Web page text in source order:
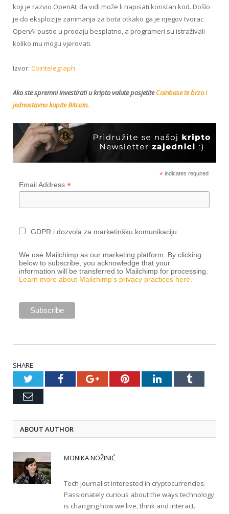
koji je razvio OpenAI, da vidi može li napisati koristan kod. Došlo
je do eksplozije zanimanja za bota otkako ga je njegov tvorac
OpenAI pustio u prodaju besplatno, a programeri su istraživali
koliko mu mogu vjerovati.
Izvor: Cointelegraph
Ako ste spremni investirati u kripto valute posjetiteCoinbase te brzo i
jednostavno kupite Bitcoin.
*indicates required
Email Address *
GDPR i dozvola za marketinšku komunikaciju
We use Mailchimp as our marketing platform. By clicking
below to subscribe, you acknowledge that your
information will be transferred to Mailchimp for processing.
Learn more about Mailchimp’s privacy practices here.
SHARE.
TwitterFacebookGoogle+PinterestLinkedInTumblr
Email
ABOUT AUTHOR
MONIKA NOŽINIĆ
Tech journalist interested in cryptocurrencies.
Passionately curious about the ways technology
is changing how we live, think and interact.